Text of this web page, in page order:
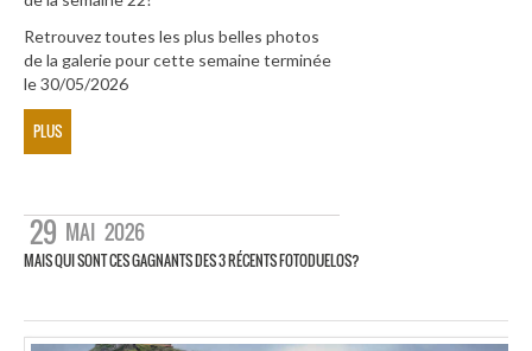
Retrouvez toutes les plus belles photos
de la galerie pour cette semaine terminée
le 30/05/2026
PLUS
29 MAI 2026
MAIS QUI SONT CES GAGNANTS DES 3 RÉCENTS FOTODUELOS?